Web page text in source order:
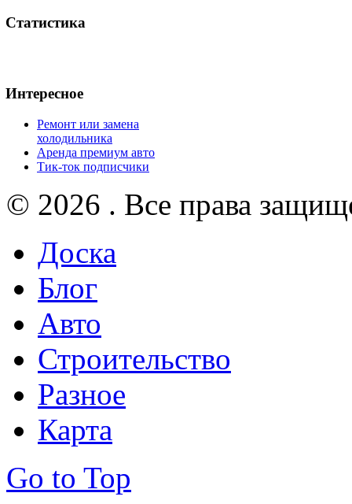
Статистика
Интересное
Ремонт или замена
холодильника
Аренда премиум авто
Тик-ток подписчики
© 2026 . Все права
Доска
Блог
Авто
Строительство
Разное
Карта
Go to Top